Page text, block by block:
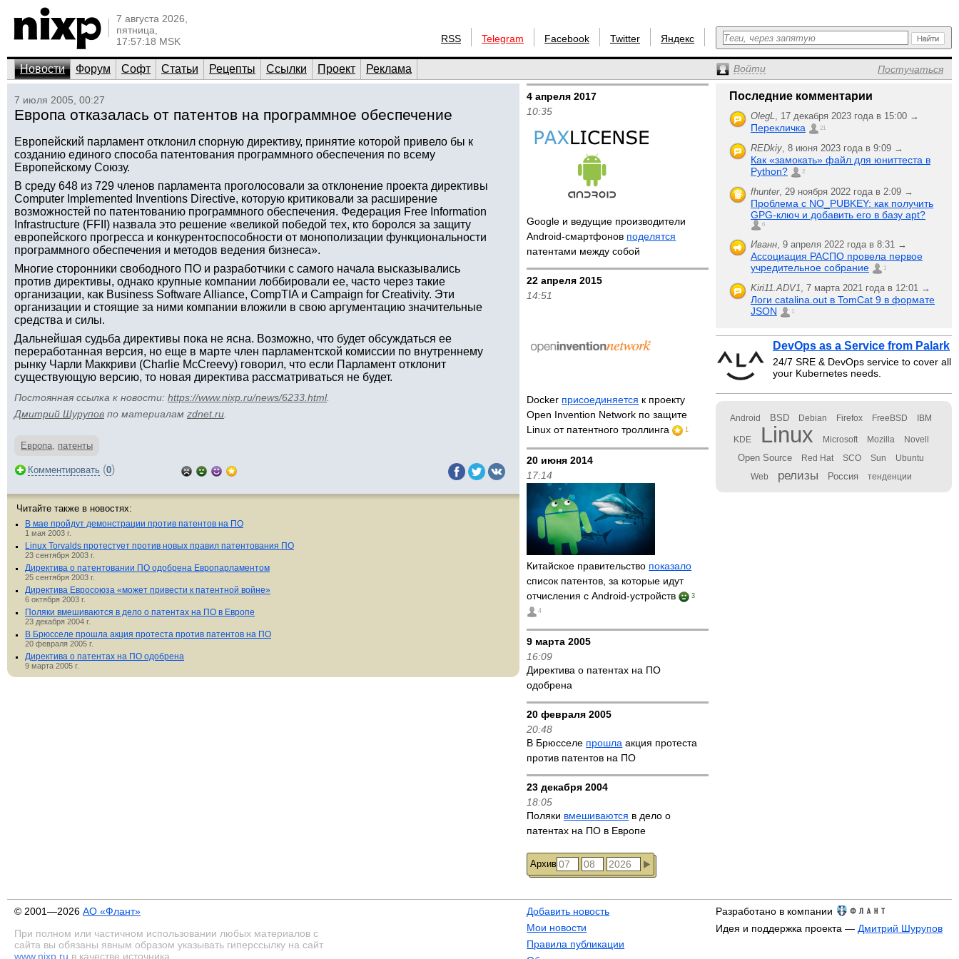
7 августа 2026,
пятница,
17:57:18 MSK
RSS Telegram Facebook Twitter Яндекс
Новости Форум Софт Статьи Рецепты Ссылки Проект Реклама Войти Постучаться
7 июля 2005, 00:27
Европа отказалась от патентов на программное обеспечение
Европейский парламент отклонил спорную директиву, принятие которой привело бы к
созданию единого способа патентования программного обеспечения по всему
Европейскому Союзу.
В среду 648 из 729 членов парламента проголосовали за отклонение проекта директивы
Computer Implemented Inventions Directive, которую критиковали за расширение
возможностей по патентованию программного обеспечения. Федерация Free Information
Infrastructure (FFII) назвала это решение «великой победой тех, кто боролся за защиту
европейского прогресса и конкурентоспособности от монополизации функциональности
программного обеспечения и методов ведения бизнеса».
Многие сторонники свободного ПО и разработчики с самого начала высказывались
против директивы, однако крупные компании лоббировали ее, часто через такие
организации, как Business Software Alliance, CompTIA и Campaign for Creativity. Эти
организации и стоящие за ними компании вложили в свою аргументацию значительные
средства и силы.
Дальнейшая судьба директивы пока не ясна. Возможно, что будет обсуждаться ее
переработанная версия, но еще в марте член парламентской комиссии по внутреннему
рынку Чарли Маккриви (Charlie McCreevy) говорил, что если Парламент отклонит
существующую версию, то новая директива рассматриваться не будет.
Постоянная ссылка к новости: https://www.nixp.ru/news/6233.html.
Дмитрий Шурупов по материалам zdnet.ru
Европа, патенты
Комментировать (0)
Читайте также в новостях:
В мае пройдут демонстрации против патентов на ПО
1 мая 2003 г.
Linux Torvalds протестует против новых правил патентования ПО
23 сентября 2003 г.
Директива о патентовании ПО одобрена Европарламентом
25 сентября 2003 г.
Директива Евросоюза «может привести к патентной войне»
6 октября 2003 г.
Поляки вмешиваются в дело о патентах на ПО в Европе
23 декабря 2004 г.
В Брюсселе прошла акция протеста против патентов на ПО
20 февраля 2005 г.
Директива о патентах на ПО одобрена
9 марта 2005 г.
4 апреля 2017
10:35
Google и ведущие производители
Android-смартфонов поделятся
патентами между собой
22 апреля 2015
14:51
Docker присоединяется к проекту
Open Invention Network по защите
Linux от патентного троллинга
1
20 июня 2014
17:14
Китайское правительство показало
список патентов, за которые идут
отчисления с Android-устройств
3
4
9 марта 2005
16:09
Директива о патентах на ПО
одобрена
20 февраля 2005
20:48
В Брюсселе прошла акция протеста
против патентов на ПО
23 декабря 2004
18:05
Поляки вмешиваются в дело о
патентах на ПО в Европе
Архив
Последние комментарии
OlegL, 17 декабря 2023 года в 15:00 →
Перекличка 21
REDkiy, 8 июня 2023 года в 9:09 →
Как «замокать» файл для юниттеста в
Python?
2
fhunter, 29 ноября 2022 года в 2:09 →
Проблема с NO_PUBKEY: как получить
GPG-ключ и добавить его в базу apt?
6
Иванн, 9 апреля 2022 года в 8:31 →
Ассоциация РАСПО провела первое
учредительное собрание
1
Kiri11.ADV1, 7 марта 2021 года в 12:01 →
Логи catalina.out в TomCat 9 в формате
JSON
1
DevOps as a Service from Palark
24/7 SRE & DevOps service to cover all
your Kubernetes needs.
Android BSD Debian Firefox FreeBSD IBM
KDE Linux Microsoft Mozilla Novell
Open Source Red Hat SCO Sun Ubuntu
Web релизы Россия тенденции
© 2001—2026 АО «Флант»
При полном или частичном использовании любых материалов с
сайта вы обязаны явным образом указывать гиперссылку на сайт
www.nixp.ru в качестве источника.
Добавить новость
Мои новости
Правила публикации
Разработано в компании
Идея и поддержка проекта — Дмитрий Шурупов